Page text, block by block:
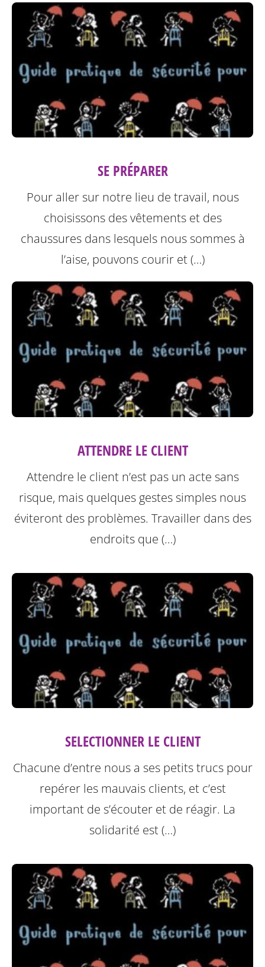
SE PRÉPARER
Pour aller sur notre lieu de travail, nous
choisissons des vêtements et des
chaussures dans lesquels nous sommes à
l’aise, pouvons courir et (…)
ATTENDRE LE CLIENT
Attendre le client n’est pas un acte sans
risque, mais quelques gestes simples nous
éviteront des problèmes. Travailler dans des
endroits que (…)
SELECTIONNER LE CLIENT
Chacune d’entre nous a ses petits trucs pour
repérer les mauvais clients, et c’est
important de s’écouter et de réagir. La
solidarité est (…)